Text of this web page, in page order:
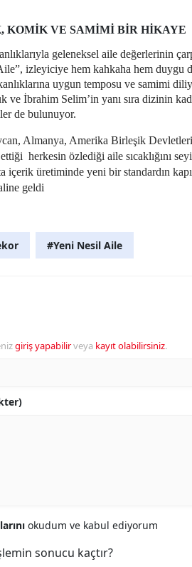
KOMIK VE SAMIMI BIR HIKAYE
geleneksel aile değerlerinin
izleyiciye hem kahkaha hem duygu
uygun temposu ve samimi
ve İbrahim Selim’in yanı sıra dizinin
de bulunuyor.
Almanya, Amerika Birleşik
herkesin özlediği aile sıcaklığını
üretiminde yeni bir standardın
geldi
#Yeni Nesil Aile
giriş yapabilirveya kayıt olabilirsiniz.
okudum ve kabul ediyorum
sonucu kaçtır?